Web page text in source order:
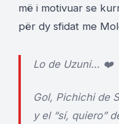
më i motivuar se
për dy sfidat me
Lo de Uzuni… ❤️
Gol, Pichichi de
y el “sí, quiero”